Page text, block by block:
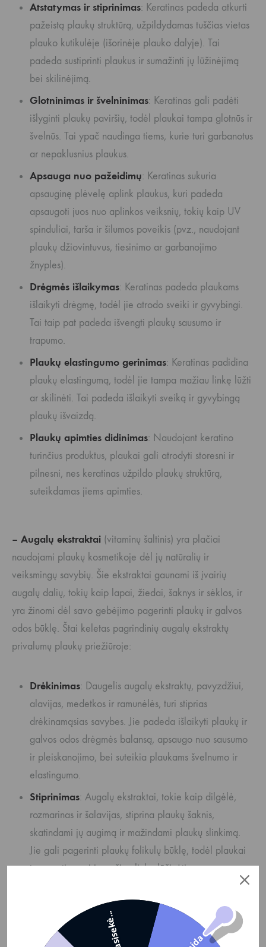
Atstatymas ir stiprinimas: Keratinas padeda atkurti
pažeistą plaukų struktūrą, užpildydamas tuščias vietas
plauko kutikulėje (išorinėje plauko dalyje). Tai
padeda sustiprinti plaukus ir sumažinti jų lūžinėjimą
bei skilinėjimą.
Glotninimas ir švelninimas: Keratinas gali padėti
išlyginti plaukų paviršių, todėl plaukai tampa glotnūs ir
švelnūs. Tai ypač naudinga tiems, kurie turi garbanotus
ar nepaklusnius plaukus.
Apsauga nuo pažeidimų: Keratinas sukuria
apsauginę plėvelę aplink plaukus, kuri padeda
apsaugoti juos nuo aplinkos veiksnių, tokių kaip UV
spinduliai, tarša ir šilumos poveikis (pvz., naudojant
plaukų džiovintuvus, tiesinimo ar garbanojimo
žnyples).
Drėgmės išlaikymas: Keratinas padeda plaukams
išlaikyti drėgmę, todėl jie atrodo sveiki ir gyvybingi.
Tai taip pat padeda išvengti plaukų sausumo ir
trapumo.
Plaukų elastingumo gerinimas: Keratinas padidina
plaukų elastingumą, todėl jie tampa mažiau linkę lūžti
ar skilinėti. Tai padeda išlaikyti sveiką ir gyvybingą
plaukų išvaizdą.
Plaukų apimties didinimas: Naudojant keratino
turinčius produktus, plaukai gali atrodyti storesni ir
pilnesni, nes keratinas užpildo plaukų struktūrą,
suteikdamas jiems apimties.
– Augalų ekstraktai (vitaminų šaltinis) yra plačiai
naudojami plaukų kosmetikoje dėl jų natūralių ir
veiksmingų savybių. Šie ekstraktai gaunami iš įvairių
augalų dalių, tokių kaip lapai, žiedai, šaknys ir sėklos, ir
yra žinomi dėl savo gebėjimo pagerinti plaukų ir galvos
odos būklę. Štai keletas pagrindinių augalų ekstraktų
privalumų plaukų priežiūroje:
Drėkinimas: Daugelis augalų ekstraktų, pavyzdžiui,
alavijas, medetkos ir ramunėlės, turi stiprias
drėkinamąsias savybes. Jie padeda išlaikyti plaukų ir
galvos odos drėgmės balansą, apsaugo nuo sausumo
ir pleiskanojimo, bei suteikia plaukams švelnumo ir
elastingumo.
Stiprinimas: Augalų ekstraktai, tokie kaip dilgėlė,
rozmarinas ir šalavijas, stiprina plaukų šaknis,
skatindami jų augimą ir mažindami plaukų slinkimą.
Jie gali pagerinti plaukų folikulų būklę, todėl plaukai
tampa stipresni ir mažiau linkę lūžinėti.
savybių, kaip žalioji arbata, granatai ir vynuogių
sėklos, apsaugo plaukus nuo žalingų aplinkos veiksnių,
tokių kaip UV spinduliai, tarša ir laisvieji radikalai. Tai